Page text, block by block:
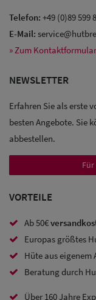
Caps
Trucker
Sale: Caps
mit
Telefon: +49 (0)89 599
E-Mail:
» Zum Kontaktformular
NEWSLETTER
Erfahren Sie als erste
besten Angebote. Sie
abbestellen.
VORTEILE
Ab 50€
Europas größtes
Hüte aus eigenem
Beratung durch
Über 160 Jahre